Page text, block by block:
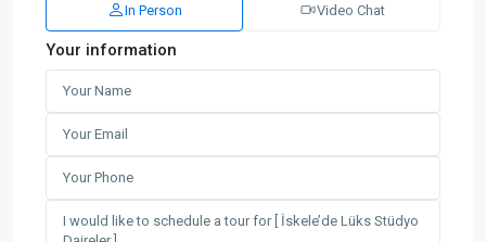
In Person Video Chat
Your information